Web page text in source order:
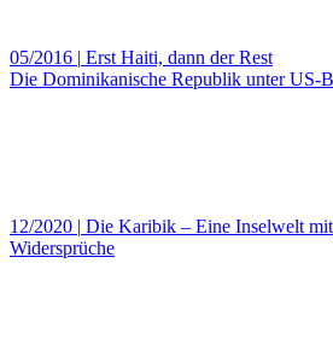
05/2016 | Erst Haiti, dann der Rest
Die Dominikanische Republik unter US-
12/2020 | Die Karibik – Eine Inselwelt
Widersprüche